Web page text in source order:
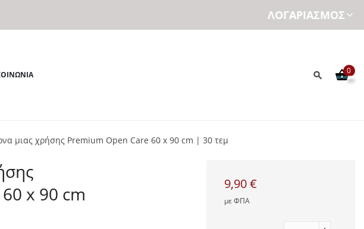
ΛΟΓΑΡΙΑΣΜΌΣ
0
μιας χρήσης Premium Open Care 60 x 90 cm | 30 τεμ
x 90 cm
9,90 €
με ΦΠΑ